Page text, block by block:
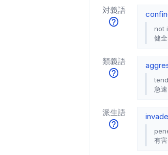
対義語
not
健
類義語
急
派生語 invade
有